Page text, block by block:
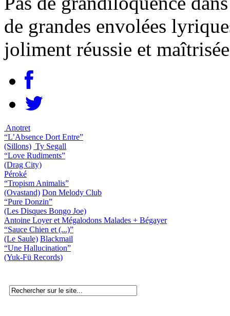
de grandes envolées
joliment réussie et
Anotret
“L’Absence Dort Entre”
(Sillons) Ty Segall
“Love Rudiments”
(Drag City)
Péroké
“Tropism Animalis”
(Ovastand) Don Melody Club
“Pure Donzin”
(Les Disques Bongo Joe)
Antoine Loyer et Mégalodons Malades + Bégayer
“Sauce Chien et (...)”
(Le Saule) Blackmail
“Une Hallucination”
(Yuk-Fü Records)